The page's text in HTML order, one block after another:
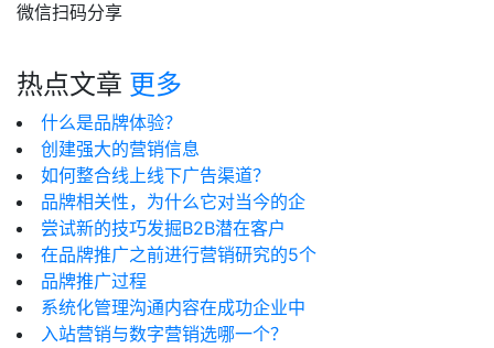
微信扫码分享
热点文章 更多
什么是品牌体验？
创建强大的营销信息
如何整合线上线下广告渠道？
品牌相关性，为什么它对当今的企
尝试新的技巧发掘B2B潜在客户
在品牌推广之前进行营销研究的5个
品牌推广过程
系统化管理沟通内容在成功企业中
入站营销与数字营销选哪一个？